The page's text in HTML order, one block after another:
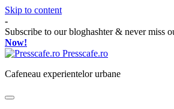
Skip to content
-
Subscribe to our bloghashter & never miss
Now!
Presscafe.ro
Cafeneau experientelor urbane